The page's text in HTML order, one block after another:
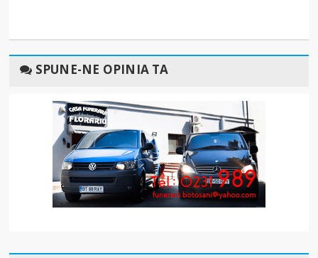
SPUNE-NE OPINIA TA